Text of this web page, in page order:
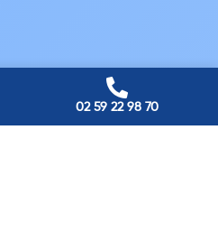
02 59 22 98 70